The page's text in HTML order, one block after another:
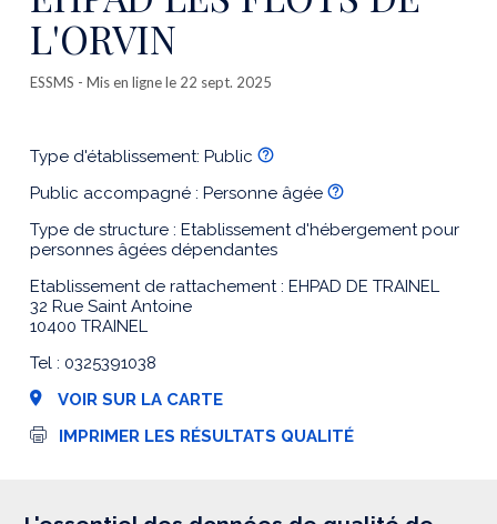
L'ORVIN
ESSMS - Mis en ligne le 22 sept. 2025
Type d'établissement: Public
Public accompagné : Personne âgée
Type de structure : Etablissement d'hébergement pour
personnes âgées dépendantes
Etablissement de rattachement : EHPAD DE TRAINEL
32 Rue Saint Antoine
10400 TRAINEL
Tel : 0325391038
VOIR SUR LA CARTE
I
IMPRIMER LES RÉSULTATS QUALITÉ